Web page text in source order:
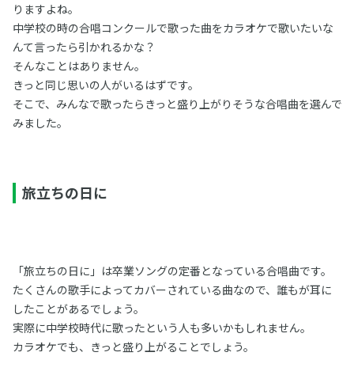
りますよね。
中学校の時の合唱コンクールで歌った曲をカラオケで歌いたいな
んて言ったら引かれるかな？
そんなことはありません。
きっと同じ思いの人がいるはずです。
そこで、みんなで歌ったらきっと盛り上がりそうな合唱曲を選んで
みました。
旅立ちの日に
「旅立ちの日に」は卒業ソングの定番となっている合唱曲です。
たくさんの歌手によってカバーされている曲なので、誰もが耳に
したことがあるでしょう。
実際に中学校時代に歌ったという人も多いかもしれません。
カラオケでも、きっと盛り上がることでしょう。